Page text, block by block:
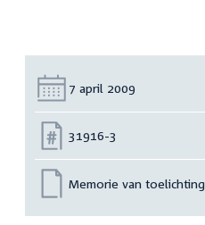
Datum:
7 april 2009
Nummer:
31916-3
Memorie van toelichting